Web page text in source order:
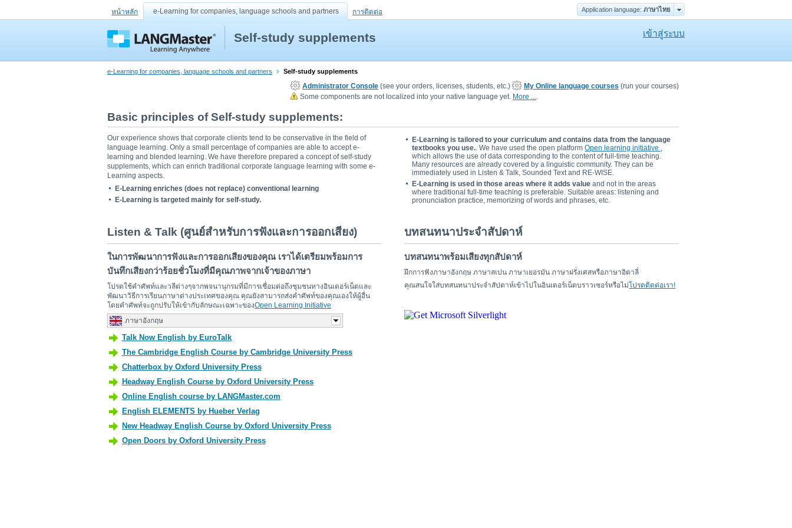
หน้าหลัก e-Learning for companies, language schools and partners การติดต่อ Application language: ภาษาไทย
Self-study supplements เข้าสู่ระบบ
e-Learning for companies, language schools and partners Self-study supplements
Administrator Console (see your orders, licenses, students, etc.) My Online language courses (run your courses)
Some components are not localized into your native language yet. More ....
Basic principles of Self-study supplements:
Our experience shows that corporate clients tend to be conservative in the field of
language learning. Only a small percentage of companies are able to accept e-
learning and blended learning. We have therefore prepared a concept of self-study
supplements, which can enrich traditional corporate language learning with some e-
Learning aspects.
E-Learning enriches (does not replace) conventional learning
E-Learning is targeted mainly for self-study.
E-Learning is tailored to your curriculum and contains data from the language
textbooks you use.. We have used the open platformOpen learning initiative ,
which allows the use of data corresponding to the content of full-time teaching.
Many resources are already covered by a linguistic community. They can be
immediately used in Listen & Talk, Sounded Text and RE-WISE.
E-Learning is used in those areas where it adds value and not in the areas
where traditional full-time teaching is preferable. Suitable areas: listening and
pronunciation practice, memorizing of words and phrases, etc.
Listen & Talk (ศูนย์สำหรับการฟังและการออกเสียง)
ในการพัฒนาการฟังและการออกเสียงของคุณ เราได้เตรียมพร้อมการ
บันทึกเสียงกว่าร้อยชั่วโมงที่มีคุณภาพจากเจ้าของภาษา
โปรดใช้คำศัพท์และวลีต่างๆจากพจนานุกรมที่มีการเชื่อมต่อถึงชุมชนทางอินเตอร์เน็ตและ
พัฒนาวิธีการเรียนภาษาต่างประเทศของคุณ คุณยังสามารถส่งคำศัพท์ของคุณเองให้ผู้อื่น
โดยคำศัพท์จะถูกปรับให้เข้ากับลักษณะเฉพาะของOpen Learning Initiative
บทสนทนาประจำสัปดาห์
บทสนทนาพร้อมเสียงทุกสัปดาห์
ฝึกการฟังภาษาอังกฤษ ภาษาสเปน ภาษาเยอรมัน ภาษาฝรั่งเศสหรือภาษาอิตาลี่
คุณสนใจใส่บทสนทนาประจำสัปดาห์เข้าไปในอินเตอร์เน็ตบราวเซอร์หรือไม่โปรดติดต่อเรา!